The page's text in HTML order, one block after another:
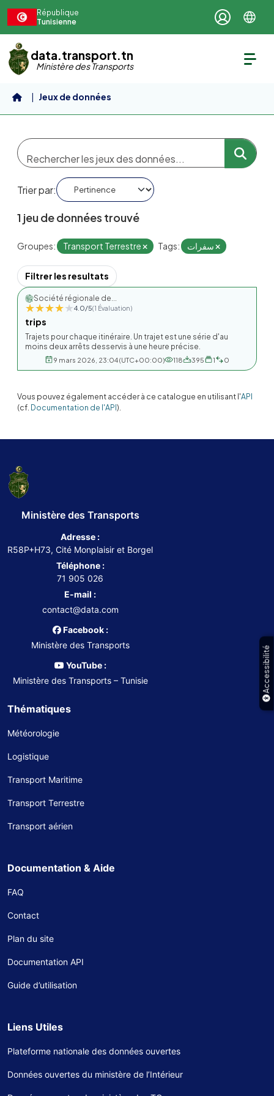
Accessibilité
République
Tunisienne
data.transport.tn
Ministère des Transports
Jeux de données
Trier par
1 jeu de données trouvé
Groupes: Transport Terrestre Tags:
Filtrer les resultats
Société régionale de...
★★★★★
★★★★★4.0/5(1 Évaluation)
trips
Trajets pour chaque itinéraire. Un trajet est une série d'au
moins deux arrêts desservis à une heure précise.
9 mars 2026, 23:04 (UTC+00:00) 118 395 1 0
Vous pouvez également accéder à ce catalogue en utilisant l'API
(cf. Documentation de l'API).
Ministère des Transports
Adresse :
R58P+H73, Cité Monplaisir et Borgel
Téléphone :
71 905 026
E-mail :
contact@data.com
Facebook :
Ministère des Transports
YouTube :
Ministère des Transports – Tunisie
Thématiques
Météorologie
Logistique
Transport Maritime
Transport Terrestre
Transport aérien
Documentation & Aide
FAQ
Contact
Plan du site
Documentation API
Guide d’utilisation
Liens Utiles
Plateforme nationale des données ouvertes
Données ouvertes du ministère de l’Intérieur